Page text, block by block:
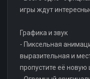
игры ждут
Графика и звук
- Пиксельная
выразительная и
пропустите её новую